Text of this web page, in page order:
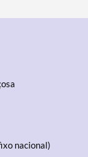
nacional)